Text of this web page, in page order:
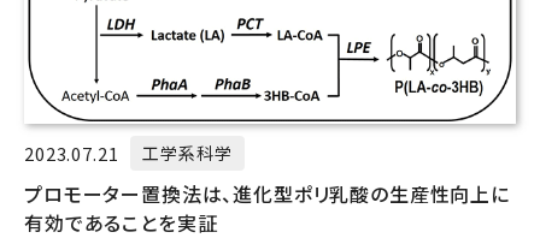
2023.07.21 工学系科学
プロモーター置換法は、進化型ポリ乳酸の生産性向上に
有効であることを実証